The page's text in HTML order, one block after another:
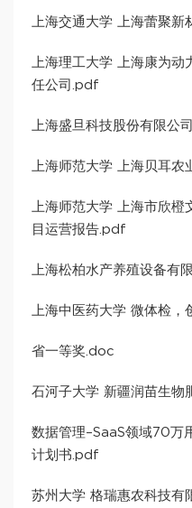
上海交通大学 上海蕾聚
上海理工大学 上海康为
任公司.pdf
上海盛旦科技股份有限公
上海师范大学 上海贝耳
上海师范大学 上海市欣
目运营报告.pdf
上海松柏水产养殖设备有
上海中医药大学 微体检
省一等奖.doc
石河子大学 新疆润苗生物
数据管理–SaaS领域70万
计划书.pdf
苏州大学 格瑞惠农科技有